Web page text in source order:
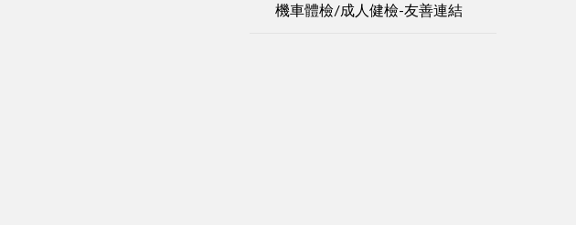
機車體檢/成人健檢-友善連結